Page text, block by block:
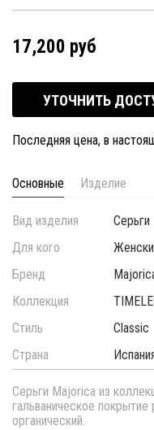
17,200 руб
УТОЧНИТЬ
Последняя цена, в
Основные Изделие
Вид изделия
Серьги
Для кого
Бренд
Коллекция
Стиль
Classic
Страна
Серьги Majorica из
гальваническое
органический.